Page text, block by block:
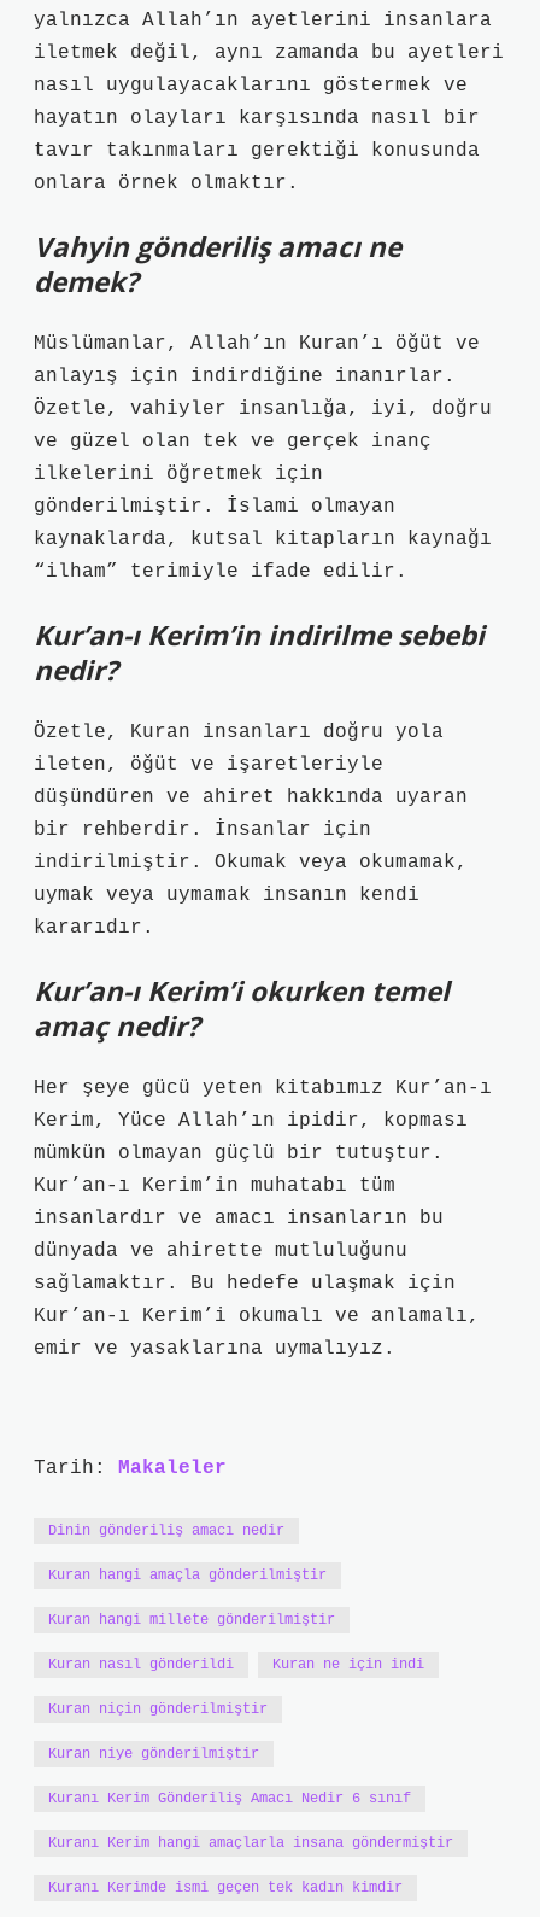
yalnızca Allah’ın ayetlerini insanlara
iletmek değil, aynı zamanda bu ayetleri
nasıl uygulayacaklarını göstermek ve
hayatın olayları karşısında nasıl bir
tavır takınmaları gerektiği konusunda
onlara örnek olmaktır.
Vahyin gönderiliş amacı ne
demek?
Müslümanlar, Allah’ın Kuran’ı öğüt ve
anlayış için indirdiğine inanırlar.
Özetle, vahiyler insanlığa, iyi, doğru
ve güzel olan tek ve gerçek inanç
ilkelerini öğretmek için
gönderilmiştir. İslami olmayan
kaynaklarda, kutsal kitapların kaynağı
“ilham” terimiyle ifade edilir.
Kur’an-ı Kerim’in indirilme sebebi
nedir?
Özetle, Kuran insanları doğru yola
ileten, öğüt ve işaretleriyle
düşündüren ve ahiret hakkında uyaran
bir rehberdir. İnsanlar için
indirilmiştir. Okumak veya okumamak,
uymak veya uymamak insanın kendi
kararıdır.
Kur’an-ı Kerim’i okurken temel
amaç nedir?
Her şeye gücü yeten kitabımız Kur’an-ı
Kerim, Yüce Allah’ın ipidir, kopması
mümkün olmayan güçlü bir tutuştur.
Kur’an-ı Kerim’in muhatabı tüm
insanlardır ve amacı insanların bu
dünyada ve ahirette mutluluğunu
sağlamaktır. Bu hedefe ulaşmak için
Kur’an-ı Kerim’i okumalı ve anlamalı,
emir ve yasaklarına uymalıyız.
Tarih: Makaleler
Dinin gönderiliş amacı nedir
Kuran hangi amaçla gönderilmiştir
Kuran hangi millete gönderilmiştir
Kuran nasıl gönderildi Kuran ne için indi
Kuran niçin gönderilmiştir
Kuran niye gönderilmiştir
Kuranı Kerim Gönderiliş Amacı Nedir 6 sınıf
Kuranı Kerim hangi amaçlarla insana göndermiştir
Kuranı Kerimde ismi geçen tek kadın kimdir